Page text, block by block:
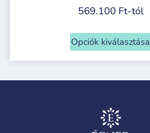
569.100 Ft-tól
Opciók kiválasztása